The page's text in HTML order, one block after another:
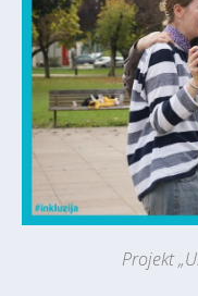
Projekt